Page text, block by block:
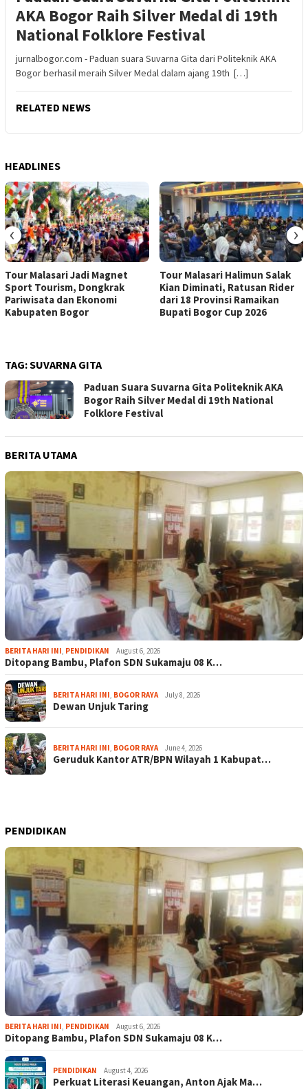
AKA Bogor Raih Silver Medal di 19th
National Folklore Festival
jurnalbogor.com - Paduan suara Suvarna Gita dari Politeknik AKA
Bogor berhasil meraih Silver Medal dalam ajang 19th […]
RELATED NEWS
HEADLINES
Tour Malasari Jadi Magnet
Sport Tourism, Dongkrak
Pariwisata dan Ekonomi
Kabupaten Bogor
Tour Malasari Halimun Salak
Kian Diminati, Ratusan Rider
dari 18 Provinsi Ramaikan
Bupati Bogor Cup 2026
‹ ›
TAG:SUVARNA GITA
Paduan Suara Suvarna Gita Politeknik AKA
Bogor Raih Silver Medal di 19th National
Folklore Festival
BERITA UTAMA
BERITA HARI INI, PENDIDIKAN August 6, 2026
Ditopang Bambu, Plafon SDN Sukamaju 08 K…
BERITA HARI INI, BOGOR RAYA July 8, 2026
Dewan Unjuk Taring
BERITA HARI INI, BOGOR RAYA June 4, 2026
Geruduk Kantor ATR/BPN Wilayah 1 Kabupat…
PENDIDIKAN
BERITA HARI INI, PENDIDIKAN August 6, 2026
Ditopang Bambu, Plafon SDN Sukamaju 08 K…
PENDIDIKAN August 4, 2026
Perkuat Literasi Keuangan, Anton Ajak Ma…